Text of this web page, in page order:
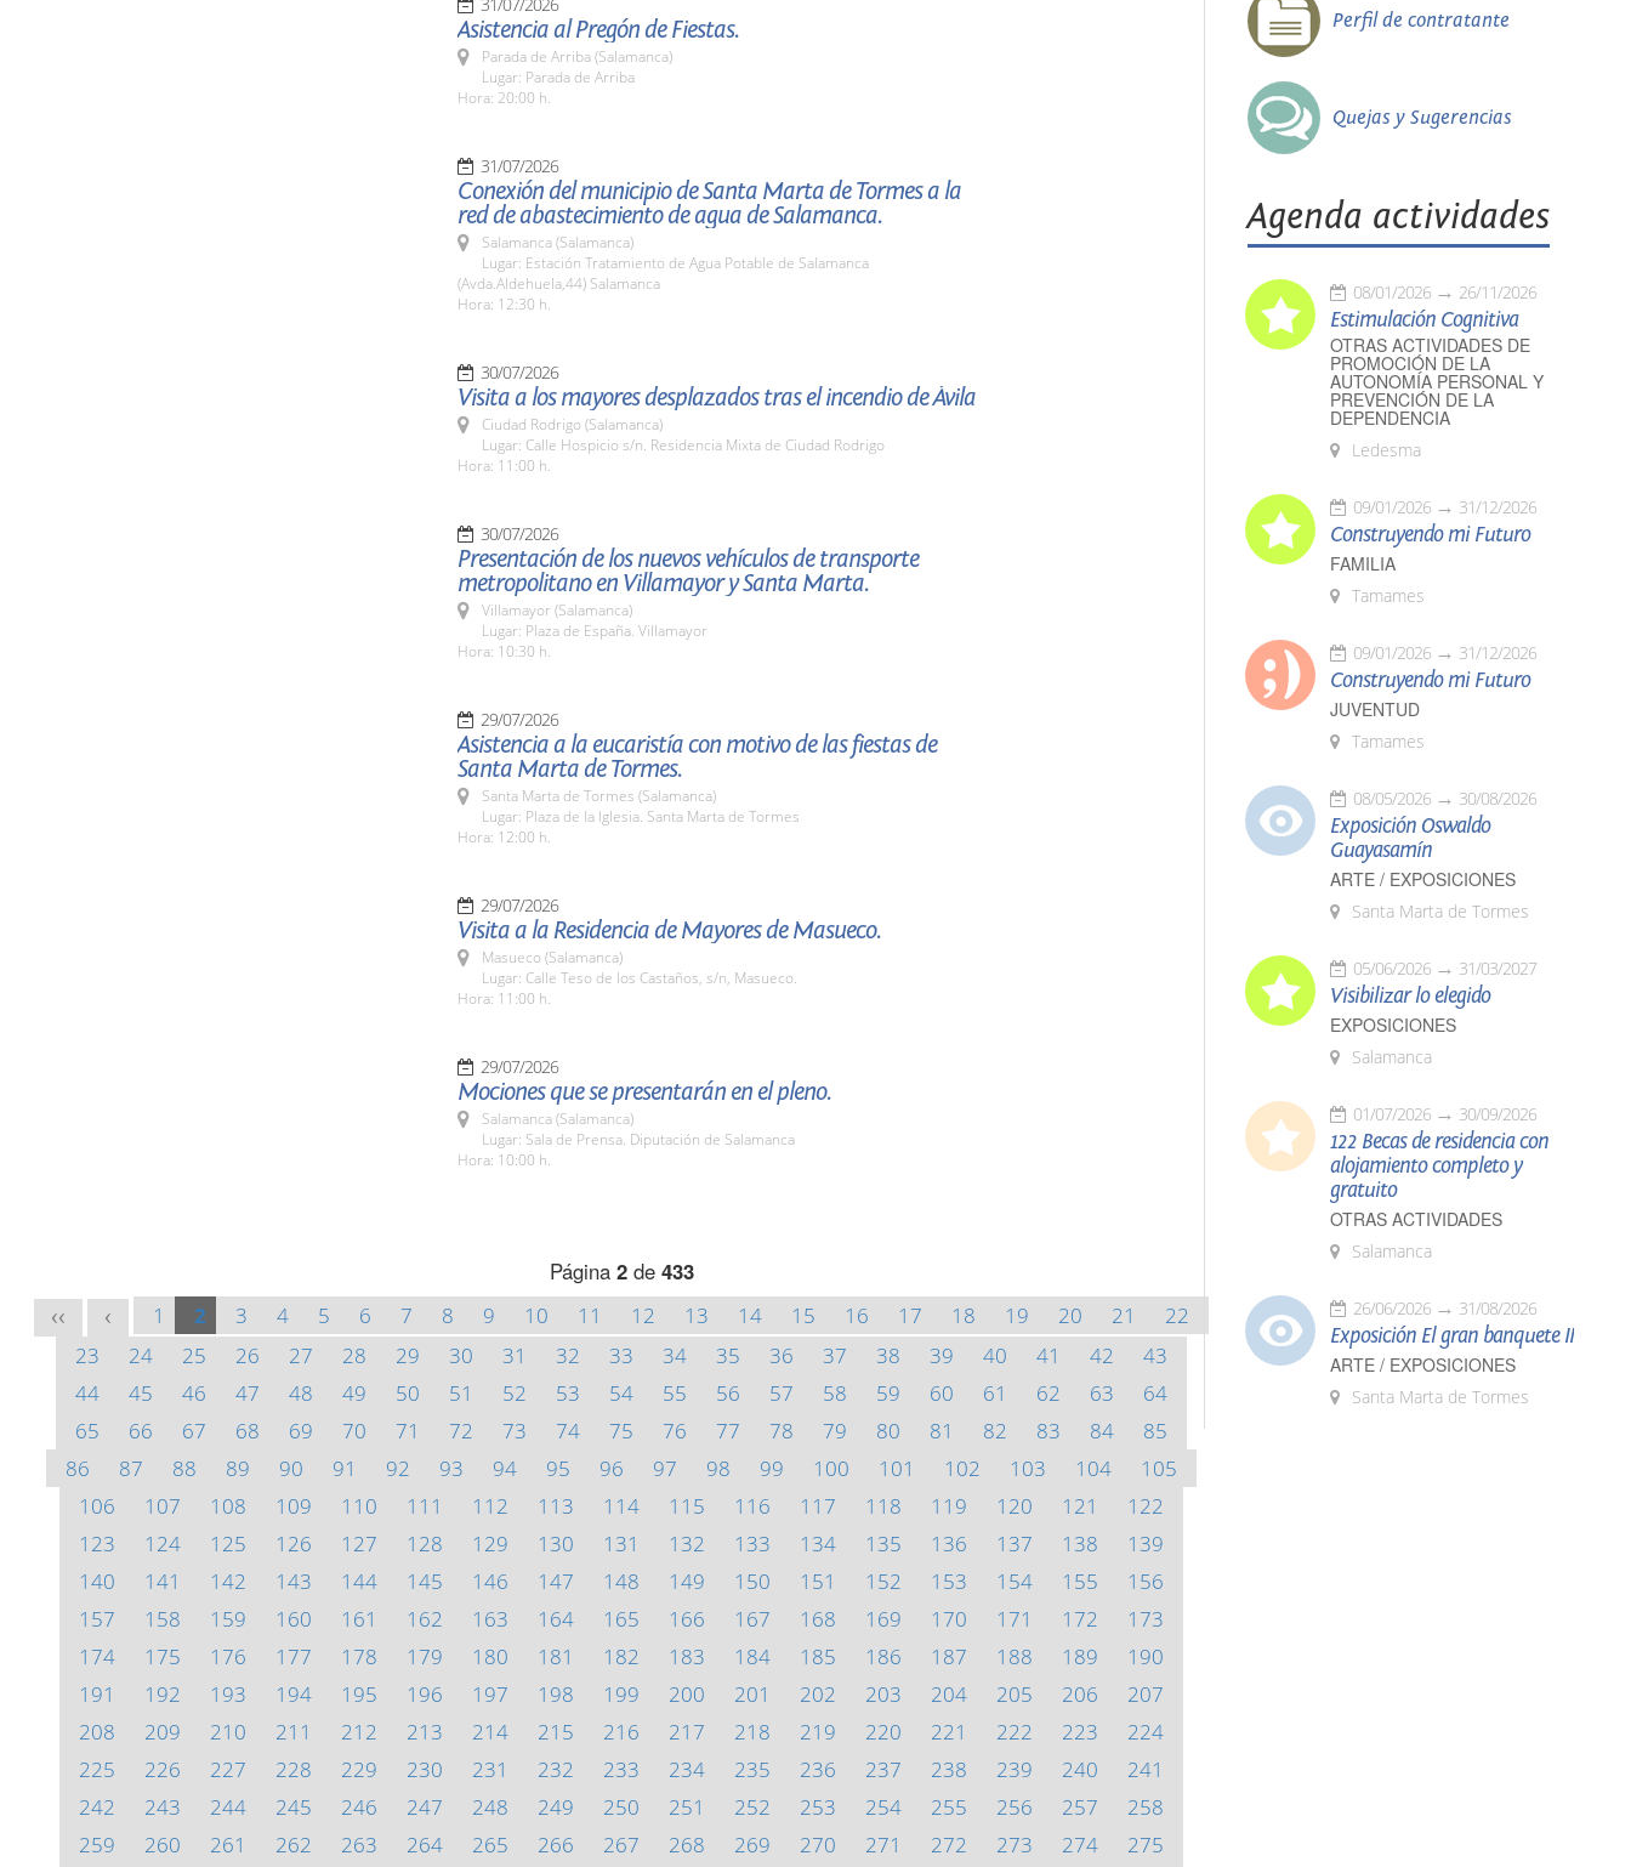
Asistencia al Pregón de Fiestas.
Parada de Arriba (Salamanca)
Lugar: Parada de Arriba
Hora: 20:00 h.
31/07/2026
Conexión del municipio de Santa Marta de Tormes a la
red de abastecimiento de agua de Salamanca.
Salamanca (Salamanca)
Lugar: Estación Tratamiento de Agua Potable de Salamanca
(Avda.Aldehuela,44) Salamanca
Hora: 12:30 h.
30/07/2026
Visita a los mayores desplazados tras el incendio de Ávila
Ciudad Rodrigo (Salamanca)
Lugar: Calle Hospicio s/n. Residencia Mixta de Ciudad Rodrigo
Hora: 11:00 h.
30/07/2026
Presentación de los nuevos vehículos de transporte
metropolitano en Villamayor y Santa Marta.
Villamayor (Salamanca)
Lugar: Plaza de España. Villamayor
Hora: 10:30 h.
29/07/2026
Asistencia a la eucaristía con motivo de las fiestas de
Santa Marta de Tormes.
Santa Marta de Tormes (Salamanca)
Lugar: Plaza de la Iglesia. Santa Marta de Tormes
Hora: 12:00 h.
29/07/2026
Visita a la Residencia de Mayores de Masueco.
Masueco (Salamanca)
Lugar: Calle Teso de los Castaños, s/n, Masueco.
Hora: 11:00 h.
29/07/2026
Mociones que se presentarán en el pleno.
Salamanca (Salamanca)
Lugar: Sala de Prensa. Diputación de Salamanca
Hora: 10:00 h.
Página 2de 433
<< < 1 2 3 4 5 6 7 8 9 10 11 12 13 14 15 16 17 18 19 20 21
22
23
24 25 26 27 28 29 30 31 32 33 34 35 36 37 38 39 40 41 42
43
44
45 46 47 48 49 50 51 52 53 54 55 56 57 58 59 60 61 62 63
64
65
66 67 68 69 70 71 72 73 74 75 76 77 78 79 80 81 82 83 84
85
86
87 88 89 90 91 92 93 94 95 96 97 98 99 100 101 102 103 104
105
106
107 108 109 110 111 112 113 114 115 116 117 118 119 120 121
122
123
124 125 126 127 128 129 130 131 132 133 134 135 136 137 138
139
140
141 142 143 144 145 146 147 148 149 150 151 152 153 154 155
156
157
158 159 160 161 162 163 164 165 166 167 168 169 170 171 172
173
174
175 176 177 178 179 180 181 182 183 184 185 186 187 188 189
190
191
192 193 194 195 196 197 198 199 200 201 202 203 204 205 206
207
208
209 210 211 212 213 214 215 216 217 218 219 220 221 222 223
224
225
226 227 228 229 230 231 232 233 234 235 236 237 238 239 240
241
242
243 244 245 246 247 248 249 250 251 252 253 254 255 256 257
258
259
260 261 262 263 264 265 266 267 268 269 270 271 272 273 274 275
Perfil de contratante
Quejas y Sugerencias
Agenda actividades
08/01/2026 26/11/2026
Estimulación Cognitiva
OTRAS ACTIVIDADES DE
PROMOCIÓN DE LA
AUTONOMÍA PERSONAL Y
PREVENCIÓN DE LA
DEPENDENCIA
Ledesma
09/01/2026 31/12/2026
Construyendo mi Futuro
FAMILIA
Tamames
09/01/2026 31/12/2026
Construyendo mi Futuro
JUVENTUD
Tamames
08/05/2026 30/08/2026
Exposición Oswaldo
Guayasamín
ARTE / EXPOSICIONES
Santa Marta de Tormes
05/06/2026 31/03/2027
Visibilizar lo elegido
EXPOSICIONES
Salamanca
01/07/2026 30/09/2026
122 Becas de residencia con
alojamiento completo y
gratuito
OTRAS ACTIVIDADES
Salamanca
26/06/2026 31/08/2026
Exposición El gran banquete II
ARTE / EXPOSICIONES
Santa Marta de Tormes